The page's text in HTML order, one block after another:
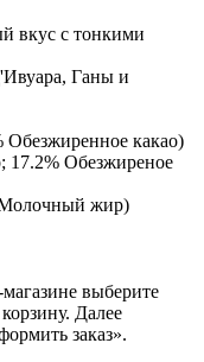
вкус с тонкими
Ганы и
какао)
Обезжиреное
жир)
выберите
Далее
заказ».